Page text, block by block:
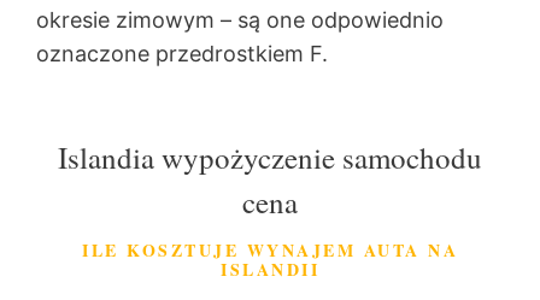
okresie zimowym – są one odpowiednio
oznaczone przedrostkiem F.
Islandia wypożyczenie samochodu
cena
ILE KOSZTUJE WYNAJEM AUTA NA
ISLANDII